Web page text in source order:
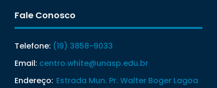
Fale Conosco
Telefone: (19) 3858-9033
Email: centro.white@unasp.edu.br
Endereço: Estrada Mun. Pr. Walter Boger Lagoa